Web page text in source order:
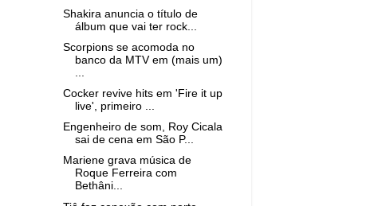
Shakira anuncia o título de
álbum que vai ter rock...
Scorpions se acomoda no
banco da MTV em (mais um)
...
Cocker revive hits em 'Fire it up
live', primeiro ...
Engenheiro de som, Roy Cicala
sai de cena em São P...
Mariene grava música de
Roque Ferreira com
Bethâni...